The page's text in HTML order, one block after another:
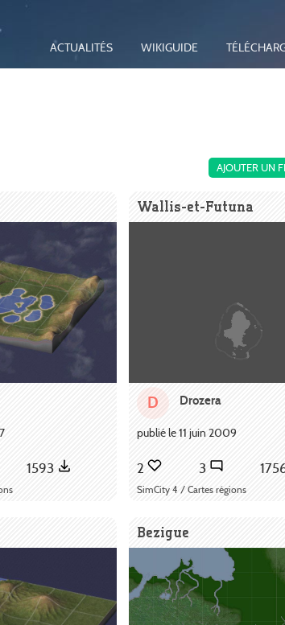
ACTUALITÉS WIKIGUIDE
AJOUTER UN
1593
Wallis-et-Futuna
D Drozera
publié le 11 juin 2009
2 3
SimCity 4 / Cartes régions
Bezigue